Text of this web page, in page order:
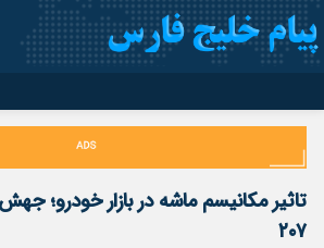
اینستاگرام
تلگرام
سروش
ایتا
نام کاربری یا نشانی ایمیل
رمز عبور
۲۰۷